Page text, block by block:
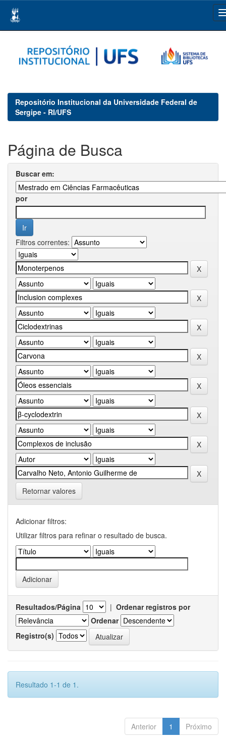
navigation
Repositório Institucional da Universidade Federal de
Sergipe - RI/UFS
Página de Busca
Buscar em:
por
Filtros correntes:
Retornar valores
Adicionar filtros:
Utilizar filtros para refinar o resultado de busca.
Resultados/Página | Ordenar registros por
Ordenar
Registro(s)
Resultado 1-1 de 1.
Anterior 1 Próximo